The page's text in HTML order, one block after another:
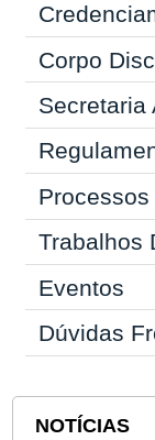
Corpo
Secretaria
Trabalhos
Eventos
Dúvidas
NOTÍCIAS